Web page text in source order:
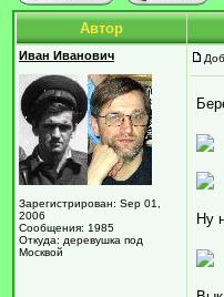
Автор
Иван Иванович
Зарегистрирован: Sep 01,
2006
Сообщения: 1985
Откуда: деревушка под
Москвой
Ну